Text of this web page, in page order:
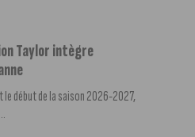
Taylor intègre
le début de la saison 2026-2027,